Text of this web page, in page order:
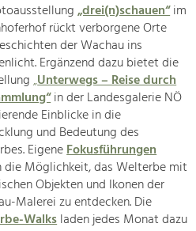
„drei(n)schauen“im
rückt verborgene Orte
der Wachau ins
Ergänzend dazu bietet die
„Unterwegs – Reise durch
in der Landesgalerie NÖ
Einblicke in die
und Bedeutung des
EigeneFokusführungen
die Möglichkeit, das Welterbe mit
Objekten und Ikonen der
Malerei zu entdecken. Die
Walksladen jedes Monat dazu